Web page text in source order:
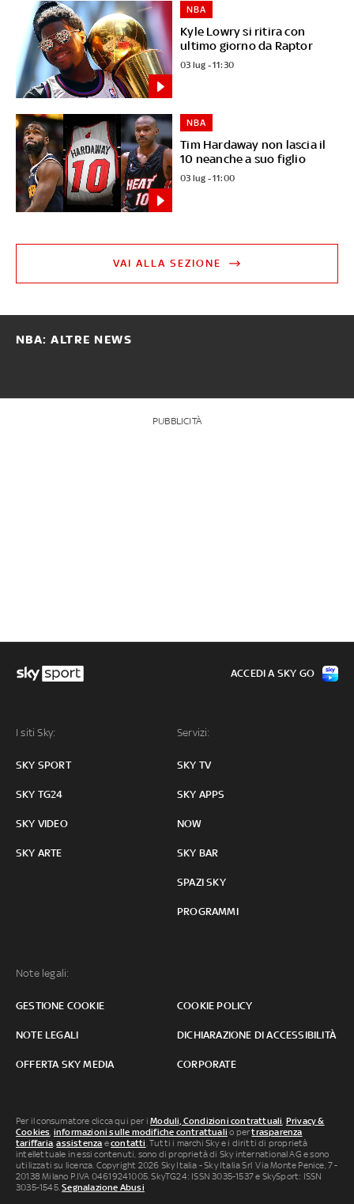
Kyle Lowry si ritira con
ultimo giorno da Raptor
NBA
03 lug - 11:30
Tim Hardaway non lascia il
10 neanche a suo figlio
NBA
03 lug - 11:00
VAI ALLA SEZIONE
NBA: ALTRE NEWS
PUBBLICITÀ
I siti Sky:
SKY SPORT
SKY TG24
SKY VIDEO
SKY ARTE
Servizi:
SKY TV
SKY APPS
NOW
SKY BAR
SPAZI SKY
PROGRAMMI
Note legali:
GESTIONE COOKIE COOKIE POLICY
NOTE LEGALI DICHIARAZIONE DI ACCESSIBILITÀ
OFFERTA SKY MEDIA CORPORATE
ACCEDI A SKY GO
Per il consumatore clicca qui per iModuli, Condizioni contrattuali, Privacy &
Cookies, informazioni sulle modifiche contrattuali o pertrasparenza
tariffaria,assistenza econtatti. Tutti i marchi Sky e i diritti di proprietà
intellettuale in essi contenuti, sono di proprietà di Sky international AG e sono
utilizzati su licenza. Copyright 2026 Sky Italia - Sky Italia Srl Via Monte Penice, 7 -
20138 Milano P.IVA 04619241005. SkyTG24: ISSN 3035-1537 e SkySport: ISSN
3035-1545.Segnalazione Abusi